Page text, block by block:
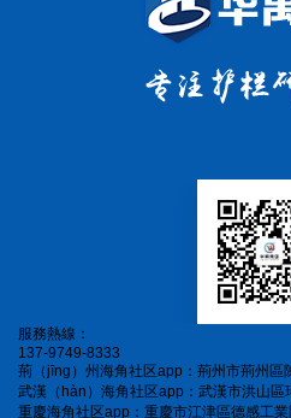
服務熱線：
137-9749-8333
荊（jīng）州海角社区app：荊州市荊州區
武漢（hàn）海角社区app：武漢市洪山
重慶海角社区app：重慶市江津區德感工業